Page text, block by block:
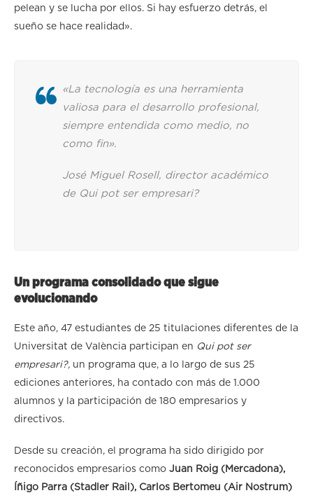
pelean y se lucha por ellos. Si hay esfuerzo detrás, el
sueño se hace realidad».
«La tecnología es una herramienta
valiosa para el desarrollo profesional,
siempre entendida como medio, no
como fin».
José Miguel Rosell, director académico
de Qui pot ser empresari?
Un programa consolidado que sigue
evolucionando
Este año, 47 estudiantes de 25 titulaciones diferentes de la
Universitat de València participan en Qui pot ser
empresari?, un programa que, a lo largo de sus 25
ediciones anteriores, ha contado con más de 1.000
alumnos y la participación de 180 empresarios y
directivos.
Desde su creación, el programa ha sido dirigido por
reconocidos empresarios como Juan Roig (Mercadona),
Íñigo Parra (Stadler Rail), Carlos Bertomeu (Air Nostrum)